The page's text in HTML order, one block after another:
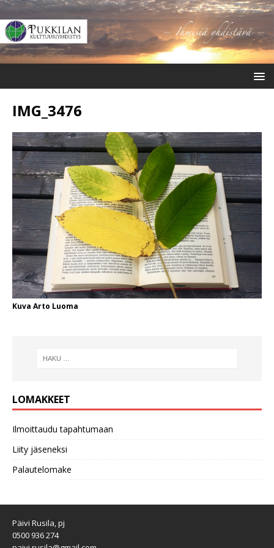
IMG_3476
Kuva Arto Luoma
LOMAKKEET
Ilmoittaudu tapahtumaan
Liity jäseneksi
Palautelomake
Päivi Rusila, pj
0500 936 274